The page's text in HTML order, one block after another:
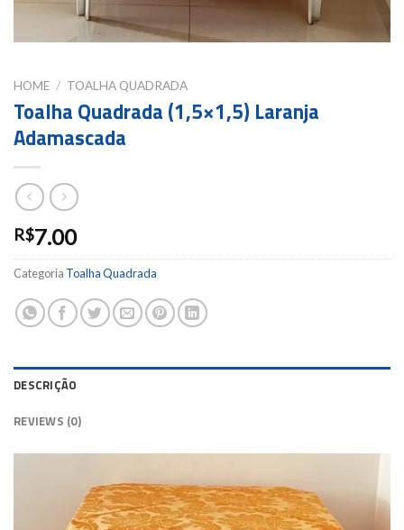
HOME / TOALHA QUADRADA
Toalha Quadrada (1,5×1,5) Laranja
Adamascada
R$7.00
Categoria Toalha Quadrada
DESCRIÇÃO
REVIEWS (0)